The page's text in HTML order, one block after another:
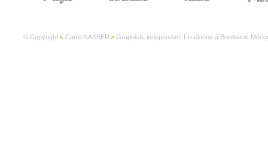
© Copyright Camil NASSER Graphiste indépendant Freelance à Bordeaux-